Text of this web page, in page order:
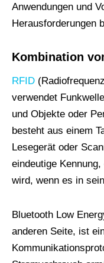
Anwendungen und
Herausforderungen
Kombination
RFID
verwendet
und Objekte oder
besteht aus einem
Lesegerät oder
eindeutige
wird, wenn es in
Bluetooth Low
anderen Seite, ist